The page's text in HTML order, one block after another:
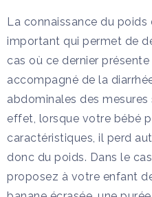
La connaissance du
important qui permet de
cas où ce dernier
accompagné de la
abdominales des mesures
effet, lorsque votre bébé
caractéristiques, il perd
donc du poids. Dans le
proposez à votre enfant